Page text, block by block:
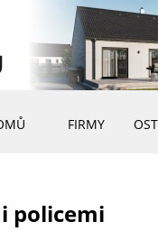
FIRMY
policemi